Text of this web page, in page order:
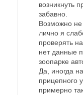
возникнуть
забавно.
Возможно не
лично я
проверять
нет данные
зоопарке
Да, иногда
прицепного
примерно